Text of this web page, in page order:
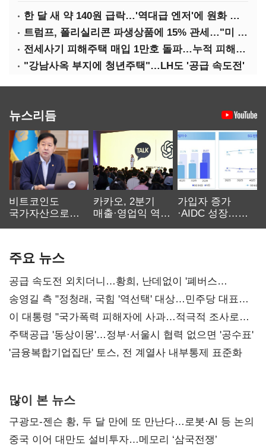
한 달 새 약 140원 급락…'역대급 엔저'에 원화 변곡점
트럼프, 폴리실리콘 파생상품에 15% 관세…"미 산업 재건"
전세사기 피해주택 매입 1만호 돌파…누적 피해자 4만278명
"강남사옥 부지에 청년주택"…LH도 '공급 속도전'
뉴스리듬
비트코인도
국가자산으로…'
카카오, 2분기
매출·영업익 역대
가입자 증가
·AIDC 성장…
주요 뉴스
공급 속도전 외치더니…황희, 난데없이 '폐버스
리모델링' 제안
송영길 측 "정청래, 국힘 '역선택' 대상…민주당 대표로
총선 지휘 못해"
이 대통령 "국가폭력 피해자에 사과…적극적 조사로
진실 밝혀야"
주택공급 '동상이몽'…정부·서울시 협력 없으면 '공수표'
'금융복합기업집단' 토스, 전 계열사 내부통제 표준화
많이 본 뉴스
구광모-젠슨 황, 두 달 만에 또 만난다…로봇·AI 등 논의
중국 이어 대만도 설비투자…메모리 ‘삼국전쟁’